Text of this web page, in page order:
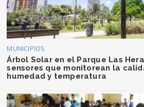
MUNICIPIOS
Árbol Solar en el Parque Las
sensores que monitorean la
humedad y temperatura